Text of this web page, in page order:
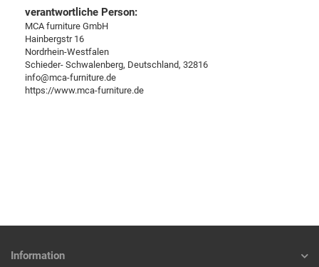
verantwortliche Person:
MCA furniture GmbH
Hainbergstr 16
Nordrhein-Westfalen
Schieder- Schwalenberg, Deutschland, 32816
info@mca-furniture.de
https://www.mca-furniture.de
Information